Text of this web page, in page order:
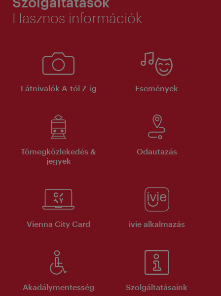
Hasznos információk
Látnivalók A-tól Z-ig Események
Tömegközlekedés &
jegyek
Odautazás
Vienna City Card ivie alkalmazás
Akadálymentesség Szolgáltatásaink